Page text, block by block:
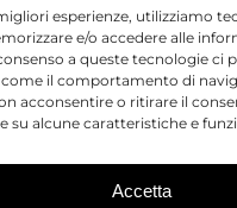
esperienze, utilizziamo
e/o accedere alle
a queste tecnologie ci
il comportamento di
acconsentire o ritirare il
su alcune caratteristiche e
Accetta
61 66 77
POLICY